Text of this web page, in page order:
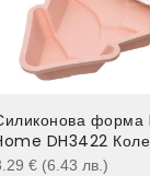
форма
DH3422
€ (6.43 лв. )